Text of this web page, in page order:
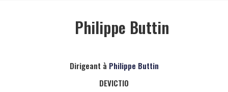
Philippe Buttin
Dirigeant à Philippe Buttin
DEVICTIO